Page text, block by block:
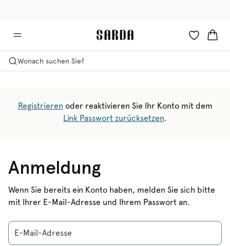
Wonach suchen Sie?
Registrieren oder reaktivieren Sie Ihr Konto mit dem
Link Passwort zurücksetzen.
Anmeldung
Wenn Sie bereits ein Konto haben, melden Sie sich bitte
mit Ihrer E-Mail-Adresse und Ihrem Passwort an.
E-Mail-Adresse